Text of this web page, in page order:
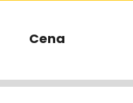
Cena